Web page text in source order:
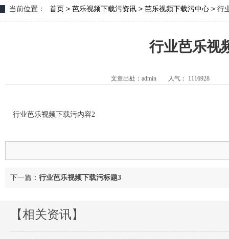
当前位置： 首页 > 芭乐视频下载污资讯 > 芭乐视频下载污中心 > 行
行业芭乐视
文章出处：admin 人气： 1116928
行业芭乐视频下载污内容2
下一篇： 行业芭乐视频下载污标题3
【相关资讯】